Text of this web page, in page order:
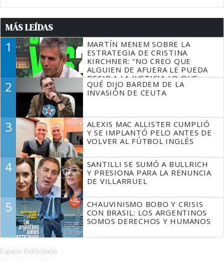
MÁS LEÍDAS
1
MARTÍN MENEM SOBRE LA
ESTRATEGIA DE CRISTINA
KIRCHNER: "NO CREO QUE
ALGUIEN DE AFUERA LE PUEDA
DECIR A LA JUSTICIA LO QUE
TIENE QUE HACER"
2
QUÉ DIJO BARDEM DE LA
INVASIÓN DE CEUTA
3
ALEXIS MAC ALLISTER CUMPLIÓ
Y SE IMPLANTÓ PELO ANTES DE
VOLVER AL FÚTBOL INGLÉS
4
SANTILLI SE SUMÓ A BULLRICH
Y PRESIONA PARA LA RENUNCIA
DE VILLARRUEL
5
CHAUVINISMO BOBO Y CRISIS
CON BRASIL: LOS ARGENTINOS
SOMOS DERECHOS Y HUMANOS
Espacio Publicitario